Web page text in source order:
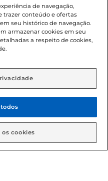
o dia de hoje, podendo
Proibida a venda
de 18 anos, conforme
(Estatuto da Criança e do
exclusivos para o
as compras on-line é de
os direitos
de navegação,
trazer conteúdo e ofertas
seu histórico de navegação.
armazenar cookies em seu
a respeito de cookies,
cookies